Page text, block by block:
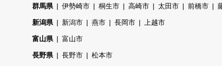
群馬県 伊勢崎市 桐生市 高崎市 太田市 前橋市
新潟県 新潟市 燕市 長岡市 上越市
富山県 富山市
長野県 長野市 松本市